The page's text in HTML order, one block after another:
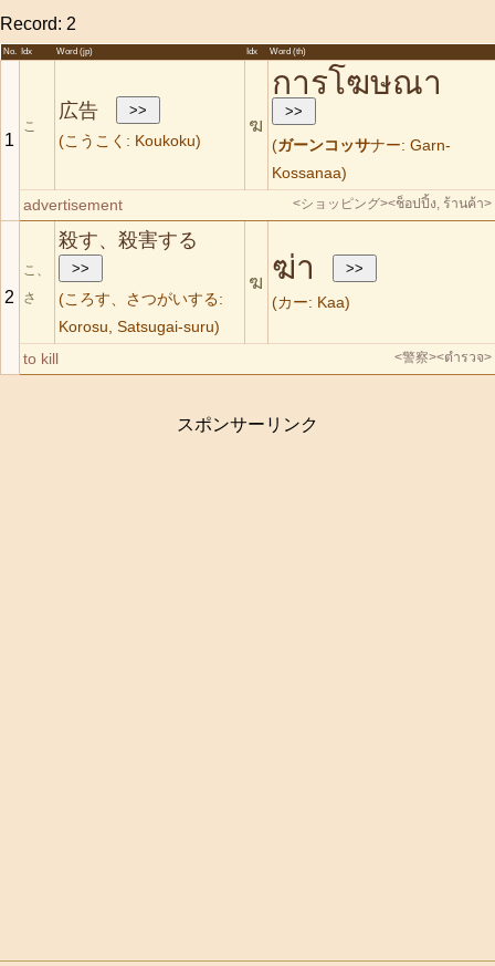
Record: 2
No. Idx Word (jp) Idx Word (th)
1
こ
広告
(こうこく: Koukoku)
ฆ
การโฆษณา
(ガーンコッサナー: Garn-
Kossanaa)
advertisement <ショッピング><ช็อปปิ้ง, ร้านค้า>
2
こ、
さ
殺す、殺害する
(ころす、さつがいする:
Korosu, Satsugai-suru)
ฆ ฆ่า
(カー: Kaa)
to kill <警察><ตำรวจ>
スポンサーリンク